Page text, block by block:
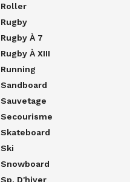
Roller
Rugby
Rugby À 7
Rugby À XIII
Running
Sandboard
Sauvetage
Secourisme
Skateboard
Ski
Snowboard
Sp. D'hiver